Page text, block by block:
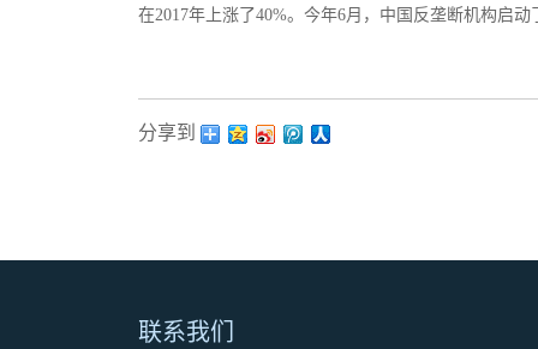
在2017年上涨了40%。今年6月，中国反垄断机构启
分享到：
联系我们